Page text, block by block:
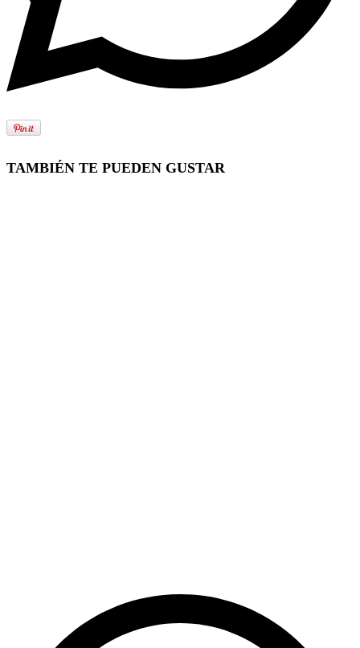
TAMBIÉN TE PUEDEN GUSTAR